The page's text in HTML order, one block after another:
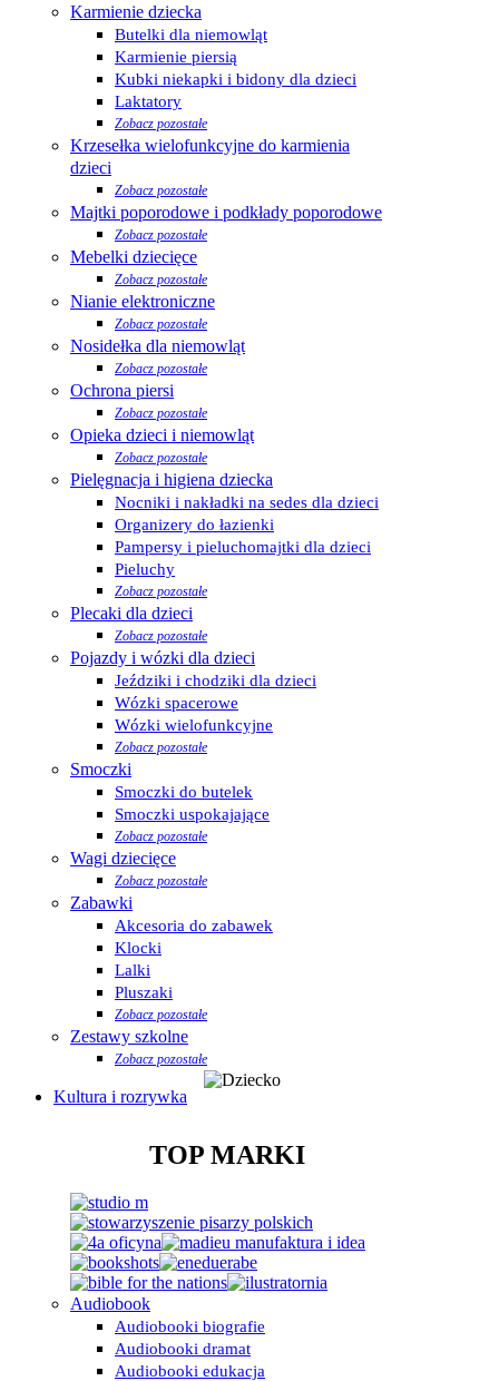
Karmienie dziecka
Butelki dla niemowląt
Karmienie piersią
Kubki niekapki i bidony dla dzieci
Laktatory
Zobacz pozostałe
Krzesełka wielofunkcyjne do karmienia
dzieci
Zobacz pozostałe
Majtki poporodowe i podkłady poporodowe
Zobacz pozostałe
Mebelki dziecięce
Zobacz pozostałe
Nianie elektroniczne
Zobacz pozostałe
Nosidełka dla niemowląt
Zobacz pozostałe
Ochrona piersi
Zobacz pozostałe
Opieka dzieci i niemowląt
Zobacz pozostałe
Pielęgnacja i higiena dziecka
Nocniki i nakładki na sedes dla dzieci
Organizery do łazienki
Pampersy i pieluchomajtki dla dzieci
Pieluchy
Zobacz pozostałe
Plecaki dla dzieci
Zobacz pozostałe
Pojazdy i wózki dla dzieci
Jeździki i chodziki dla dzieci
Wózki spacerowe
Wózki wielofunkcyjne
Zobacz pozostałe
Smoczki
Smoczki do butelek
Smoczki uspokajające
Zobacz pozostałe
Wagi dziecięce
Zobacz pozostałe
Zabawki
Akcesoria do zabawek
Klocki
Lalki
Pluszaki
Zobacz pozostałe
Zestawy szkolne
Zobacz pozostałe
Kultura i rozrywka
TOP MARKI
Audiobook
Audiobooki biografie
Audiobooki dramat
Audiobooki edukacja